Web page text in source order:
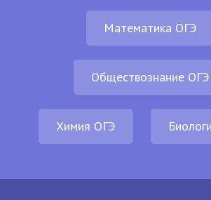
Математика ОГЭ
Обществознание ОГЭ
Химия ОГЭ